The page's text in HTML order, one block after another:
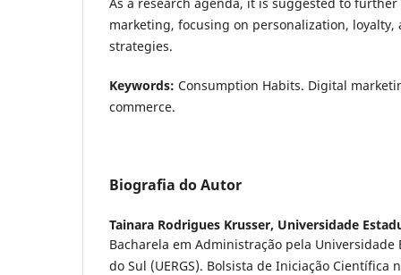
marketing, focusing on personalization,
strategies.
Keywords: Consumption Habits. Digital
commerce.
Biografia do Autor
Tainara Rodrigues Krusser, Universidade
Bacharela em Administração pela Universidade
do Sul (UERGS). Bolsista de Iniciação Científica